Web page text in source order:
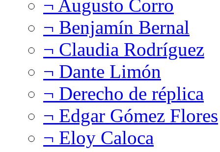
¬ Augusto Corro
¬ Benjamín Bernal
¬ Claudia Rodríguez
¬ Dante Limón
¬ Derecho de réplica
¬ Edgar Gómez Flores
¬ Eloy Caloca